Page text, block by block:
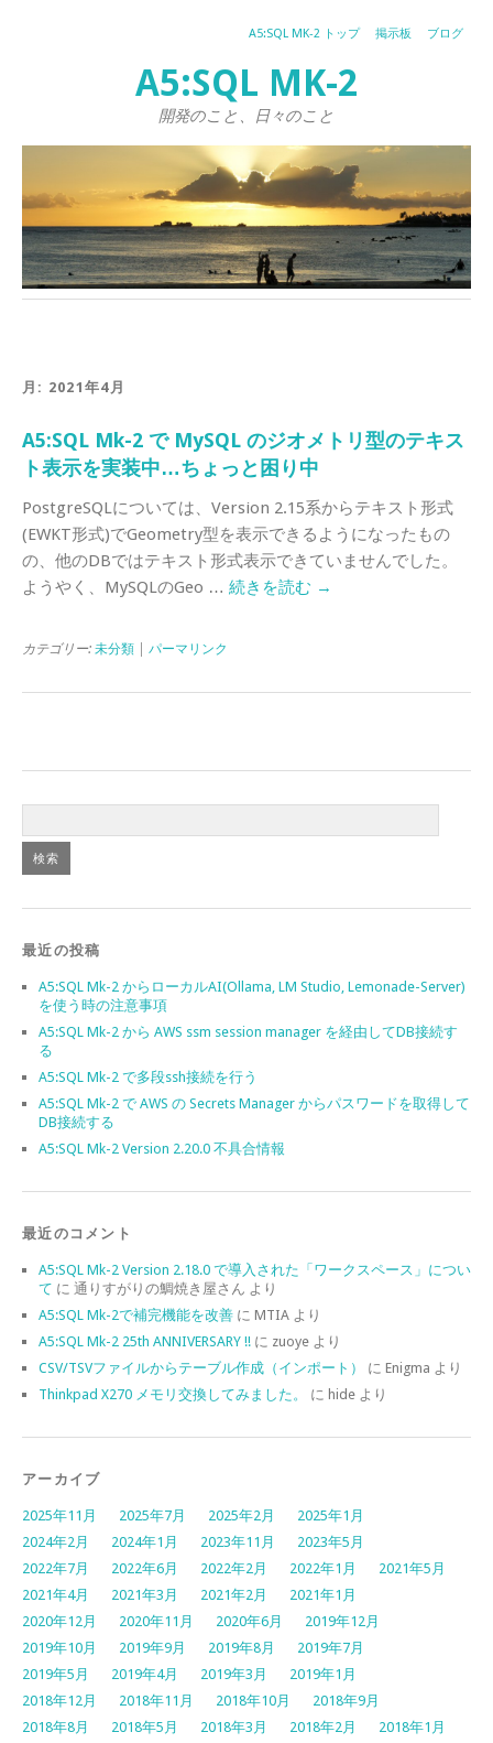
A5:SQL MK-2 トップ 掲示板 ブログ
A5:SQL MK-2
開発のこと、日々のこと
月: 2021年4月
A5:SQL Mk-2 で MySQL のジオメトリ型のテキス
ト表示を実装中…ちょっと困り中
PostgreSQLについては、Version 2.15系からテキスト形式
(EWKT形式)でGeometry型を表示できるようになったもの
の、他のDBではテキスト形式表示できていませんでした。
ようやく、MySQLのGeo … 続きを読む →
カテゴリー: 未分類 パーマリンク
最近の投稿
A5:SQL Mk-2 からローカルAI(Ollama, LM Studio, Lemonade-Server)
を使う時の注意事項
A5:SQL Mk-2 から AWS ssm session manager を経由してDB接続す
る
A5:SQL Mk-2 で多段ssh接続を行う
A5:SQL Mk-2 で AWS の Secrets Manager からパスワードを取得して
DB接続する
A5:SQL Mk-2 Version 2.20.0 不具合情報
最近のコメント
A5:SQL Mk-2 Version 2.18.0 で導入された「ワークスペース」につい
て に 通りすがりの鯛焼き屋さん より
A5:SQL Mk-2で補完機能を改善 に MTIA より
A5:SQL Mk-2 25th ANNIVERSARY !! に zuoye より
CSV/TSVファイルからテーブル作成（インポート）
に Enigma より
Thinkpad X270 メモリ交換してみました。
に hide より
アーカイブ
2025年11月 2025年7月 2025年2月
2025年1月
2024年2月
2024年1月 2023年11月
2023年5月
2022年7月
2022年6月 2022年2月 2022年1月
2021年5月
2021年4月
2021年3月 2021年2月
2021年1月
2020年12月
2020年11月 2020年6月
2019年12月
2019年10月
2019年9月 2019年8月
2019年7月
2019年5月
2019年4月 2019年3月
2019年1月
2018年12月
2018年11月 2018年10月
2018年9月
2018年8月
2018年5月 2018年3月 2018年2月
2018年1月